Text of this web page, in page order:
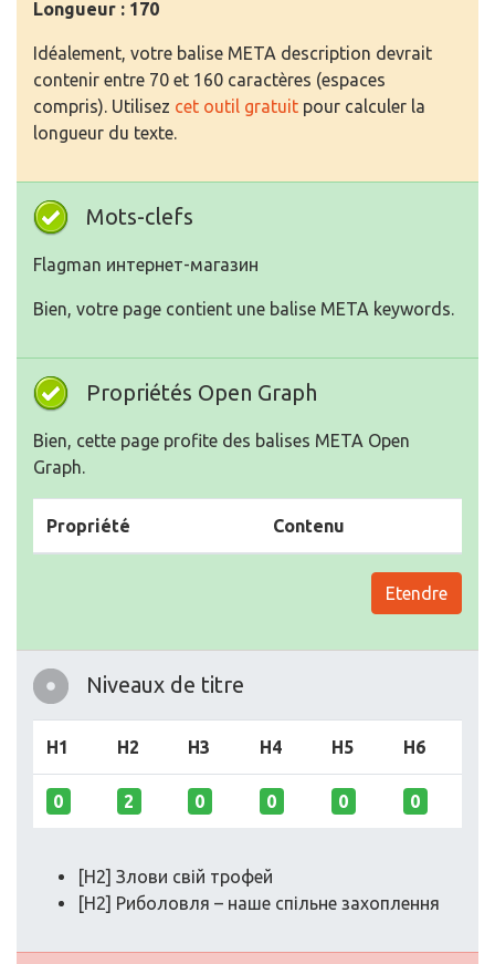
Longueur : 170
Idéalement, votre balise META description devrait
contenir entre 70 et 160 caractères (espaces
compris). Utilisez cet outil gratuit pour calculer la
longueur du texte.
Mots-clefs
Flagman интернет-магазин
Bien, votre page contient une balise META keywords.
Propriétés Open Graph
Bien, cette page profite des balises META Open
Graph.
Propriété Contenu
Etendre
Niveaux de titre
H1 H2 H3 H4 H5 H6
0 2 0 0 0 0
[H2] Злови свій трофей
[H2] Риболовля – наше спільне захоплення